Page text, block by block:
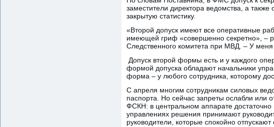
заместители директора ведомства, а
закрытую статистику.
«Второй допуск имеют все оперативные
имеющей гриф «совершенно секретно», –
Следственного комитета при МВД. – У меня
Допуск второй формы есть и у каждого
формой допуска обладают начальники
форма – у любого сотрудника, которому
С апреля многим сотрудникам силовых
паспорта. Но сейчас запреты ослабли или
ФСКН: в центральном аппарате достаточно
управлениях решения принимают
руководители, которые спокойно